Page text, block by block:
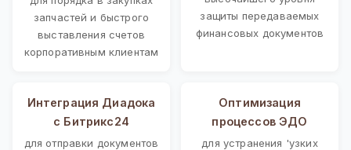
запчастей и быстрого
выставления счетов
корпоративным клиентам
защиты передаваемых
финансовых документов
Интеграция Диадока
с Битрикс24
для отправки документов
Оптимизация
процессов ЭДО
для устранения 'узких